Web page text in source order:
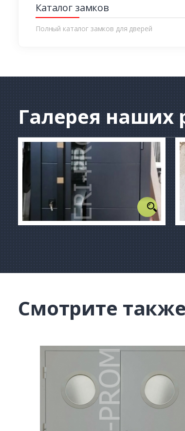
Каталог замков
Полный каталог замков для дверей
Галерея наших
Смотрите также